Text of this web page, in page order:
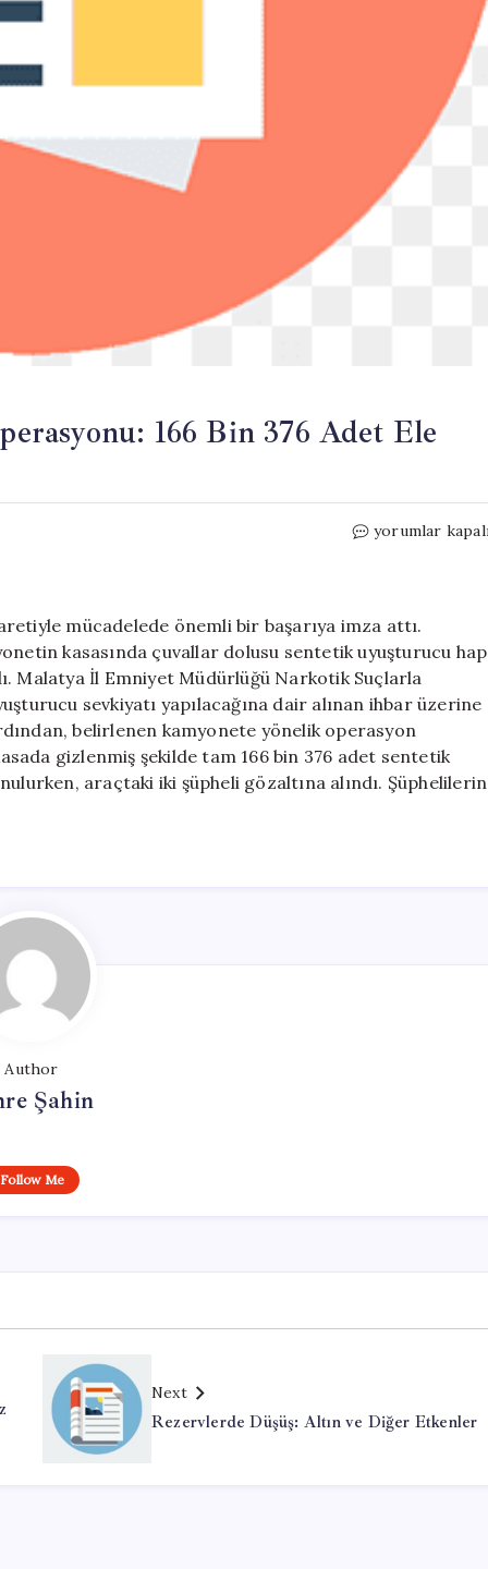
166 Bin 376 Adet Ele
Kamyonette
166
Bin
376
Adet
Ele
Geçirildi
için
yorumlar
mücadelede önemli bir başarıya imza attı.
kasasında çuvallar dolusu sentetik uyuşturucu hap
Malatya İl Emniyet Müdürlüğü Narkotik Suçlarla
sevkiyatı yapılacağına dair alınan ihbar üzerine
belirlenen kamyonete yönelik operasyon
gizlenmiş şekilde tam 166 bin 376 adet sentetik
araçtaki iki şüpheli gözaltına alındı. Şüphelilerin
Author
Şahin
Follow Me
Next
Rezervlerde Düşüş: Altın ve Diğer Etkenler